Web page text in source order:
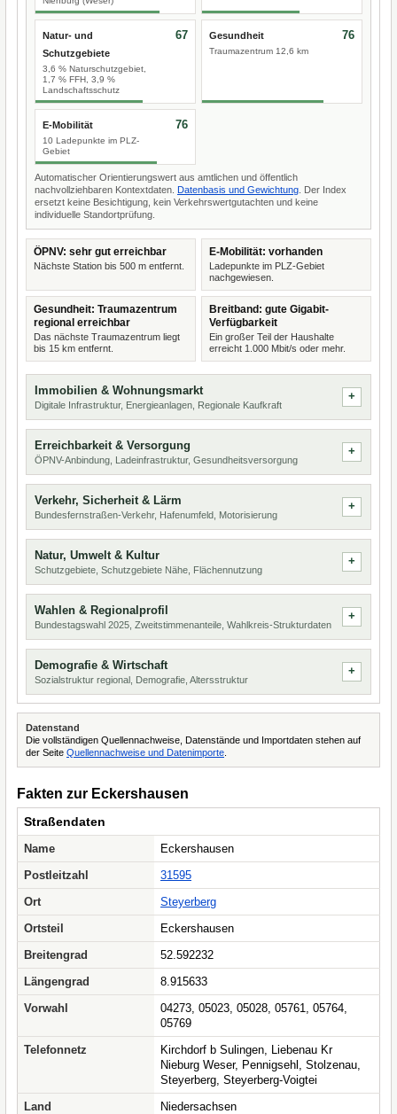
Natur- und
Schutzgebiete
3,6 % Naturschutzgebiet,
1,7 % FFH, 3,9 %
Landschaftsschutz
67 Gesundheit
Traumazentrum 12,6 km
76
E-Mobilität
10 Ladepunkte im PLZ-
Gebiet
76
Automatischer Orientierungswert aus amtlichen und öffentlich
nachvollziehbaren Kontextdaten. Datenbasis und Gewichtung . Der Index
ersetzt keine Besichtigung, kein Verkehrswertgutachten und keine
individuelle Standortprüfung.
ÖPNV: sehr gut erreichbar
Nächste Station bis 500 m entfernt.
E-Mobilität: vorhanden
Ladepunkte im PLZ-Gebiet
nachgewiesen.
Gesundheit: Traumazentrum
regional erreichbar
Das nächste Traumazentrum liegt
bis 15 km entfernt.
Breitband: gute Gigabit-
Verfügbarkeit
Ein großer Teil der Haushalte
erreicht 1.000 Mbit/s oder mehr.
Immobilien & Wohnungsmarkt
Digitale Infrastruktur, Energieanlagen, Regionale Kaufkraft
Erreichbarkeit & Versorgung
ÖPNV-Anbindung, Ladeinfrastruktur, Gesundheitsversorgung
Verkehr, Sicherheit & Lärm
Bundesfernstraßen-Verkehr, Hafenumfeld, Motorisierung
Natur, Umwelt & Kultur
Schutzgebiete, Schutzgebiete Nähe, Flächennutzung
Wahlen & Regionalprofil
Bundestagswahl 2025, Zweitstimmenanteile, Wahlkreis-Strukturdaten
Demografie & Wirtschaft
Sozialstruktur regional, Demografie, Altersstruktur
Datenstand
Die vollständigen Quellennachweise, Datenstände und Importdaten stehen auf
der Seite Quellennachweise und Datenimporte
Fakten zur Eckershausen
Straßendaten
Name
Eckershausen
Postleitzahl
31595
Ort
Steyerberg
Ortsteil
Eckershausen
Breitengrad
52.592232
Längengrad
8.915633
Vorwahl
04273, 05023, 05028, 05761, 05764,
05769
Telefonnetz
Kirchdorf b Sulingen, Liebenau Kr
Nieburg Weser, Pennigsehl, Stolzenau,
Steyerberg, Steyerberg-Voigtei
Land
Niedersachsen